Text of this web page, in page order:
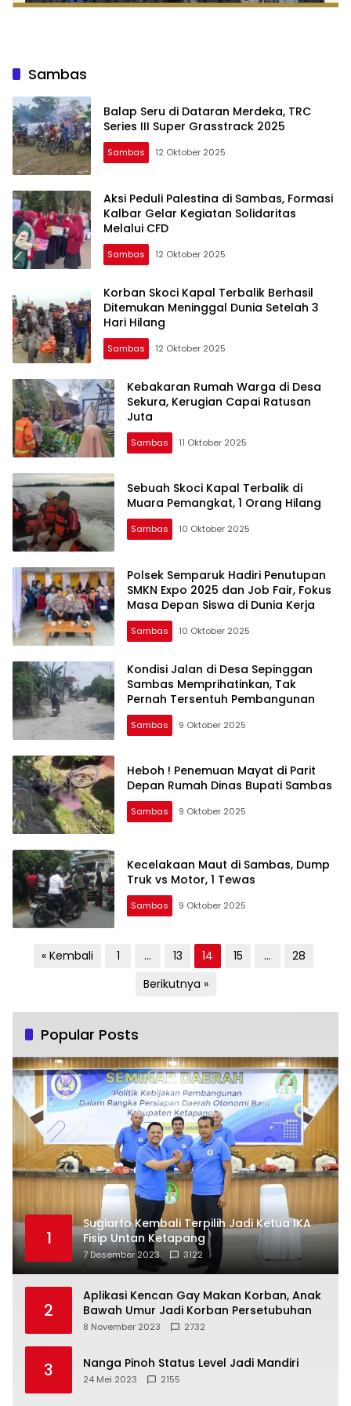
Sambas
Balap Seru di Dataran Merdeka, TRC
Series III Super Grasstrack 2025
Sambas 12 Oktober 2025
Aksi Peduli Palestina di Sambas, Formasi
Kalbar Gelar Kegiatan Solidaritas
Melalui CFD
Sambas 12 Oktober 2025
Korban Skoci Kapal Terbalik Berhasil
Ditemukan Meninggal Dunia Setelah 3
Hari Hilang
Sambas 12 Oktober 2025
Kebakaran Rumah Warga di Desa
Sekura, Kerugian Capai Ratusan
Juta
Sambas 11 Oktober 2025
Sebuah Skoci Kapal Terbalik di
Muara Pemangkat, 1 Orang Hilang
Sambas 10 Oktober 2025
Polsek Semparuk Hadiri Penutupan
SMKN Expo 2025 dan Job Fair, Fokus
Masa Depan Siswa di Dunia Kerja
Sambas 10 Oktober 2025
Kondisi Jalan di Desa Sepinggan
Sambas Memprihatinkan, Tak
Pernah Tersentuh Pembangunan
Sambas 9 Oktober 2025
Heboh ! Penemuan Mayat di Parit
Depan Rumah Dinas Bupati Sambas
Sambas 9 Oktober 2025
Kecelakaan Maut di Sambas, Dump
Truk vs Motor, 1 Tewas
Sambas 9 Oktober 2025
Paginasi
« Kembali 1 … 13 14 15 …
28
Berikutnya »
Popular Posts
1
Sugiarto Kembali Terpilih Jadi Ketua IKA
Fisip Untan Ketapang
7 Desember 2023 3122
2
Aplikasi Kencan Gay Makan Korban, Anak
Bawah Umur Jadi Korban Persetubuhan
8 November 2023 2732
3 Nanga Pinoh Status Level Jadi Mandiri
24 Mei 2023 2155